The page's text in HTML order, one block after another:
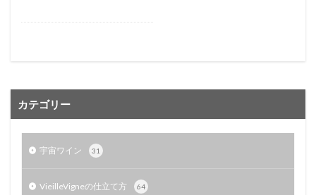
カテゴリー
宇宙ワイン 31
VieilleVigneの仕立て方 64